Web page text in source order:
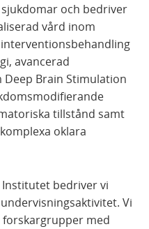
och bedriver
vård inom
avancerad
Brain Stimulation
tillstånd samt
oklara
bedriver vi
Vi
med